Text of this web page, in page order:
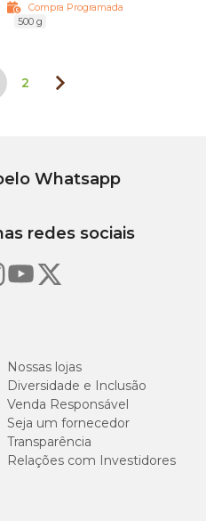
Compra Programada
500 g
2
Nossas lojas
Diversidade e Inclusão
Venda Responsável
Seja um fornecedor
Transparência
Relações com Investidores
Whatsapp
redes sociais